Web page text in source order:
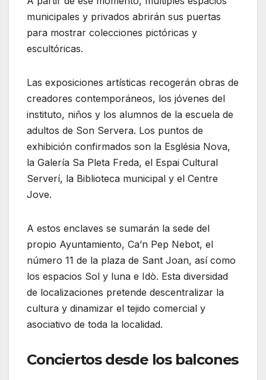
municipales y privados abrirán sus puertas
para mostrar colecciones pictóricas y
escultóricas.
Las exposiciones artísticas recogerán obras de
creadores contemporáneos, los jóvenes del
instituto, niños y los alumnos de la escuela de
adultos de Son Servera. Los puntos de
exhibición confirmados son la Església Nova,
la Galería Sa Pleta Freda, el Espai Cultural
Serverí, la Biblioteca municipal y el Centre
Jove.
A estos enclaves se sumarán la sede del
propio Ayuntamiento, Ca’n Pep Nebot, el
número 11 de la plaza de Sant Joan, así como
los espacios Sol y luna e Idò. Esta diversidad
de localizaciones pretende descentralizar la
cultura y dinamizar el tejido comercial y
asociativo de toda la localidad.
Conciertos desde los balcones